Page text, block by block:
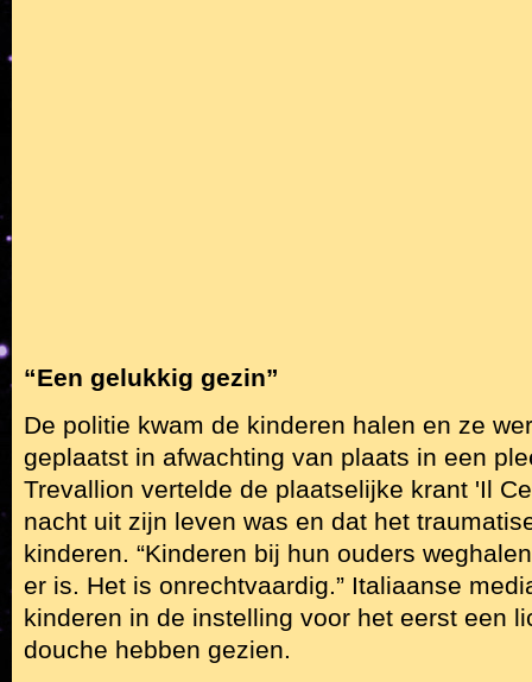
“Een gelukkig gezin”
De politie kwam de kinderen halen en ze
geplaatst in afwachting van plaats in een
Trevallion vertelde de plaatselijke krant 'Il
nacht uit zijn leven was en dat het
kinderen. “Kinderen bij hun ouders
er is. Het is onrechtvaardig.” Italiaanse
kinderen in de instelling voor het eerst een
douche hebben gezien.